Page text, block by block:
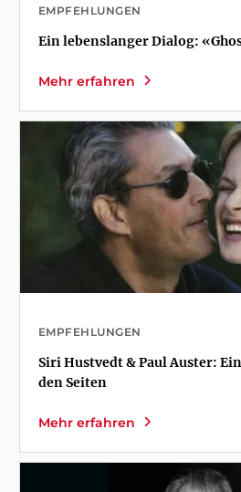
EMPFEHLUNGEN
Ein lebenslanger Dialog:
Mehr erfahren
EMPFEHLUNGEN
Siri Hustvedt & Paul Auster:
den Seiten
Mehr erfahren